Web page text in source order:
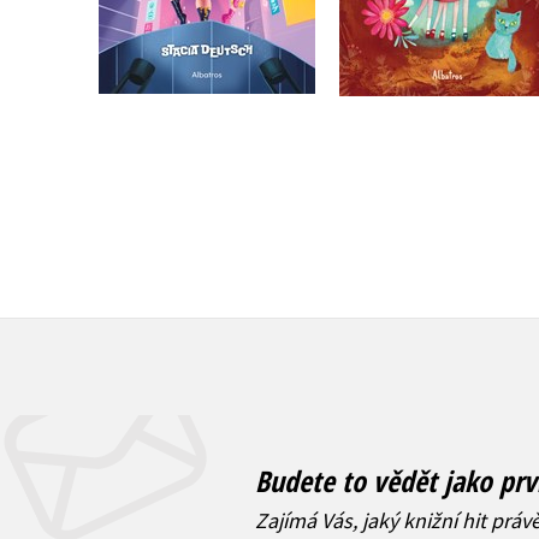
Do košíku
269 Kč
215 Kč
Do košíku
329 Kč
263 Kč
Budete to vědět jako
Zajímá Vás, jaký knižní hit